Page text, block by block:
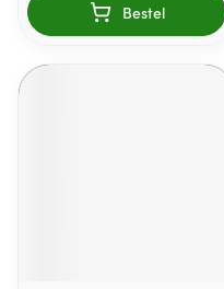
Bestel